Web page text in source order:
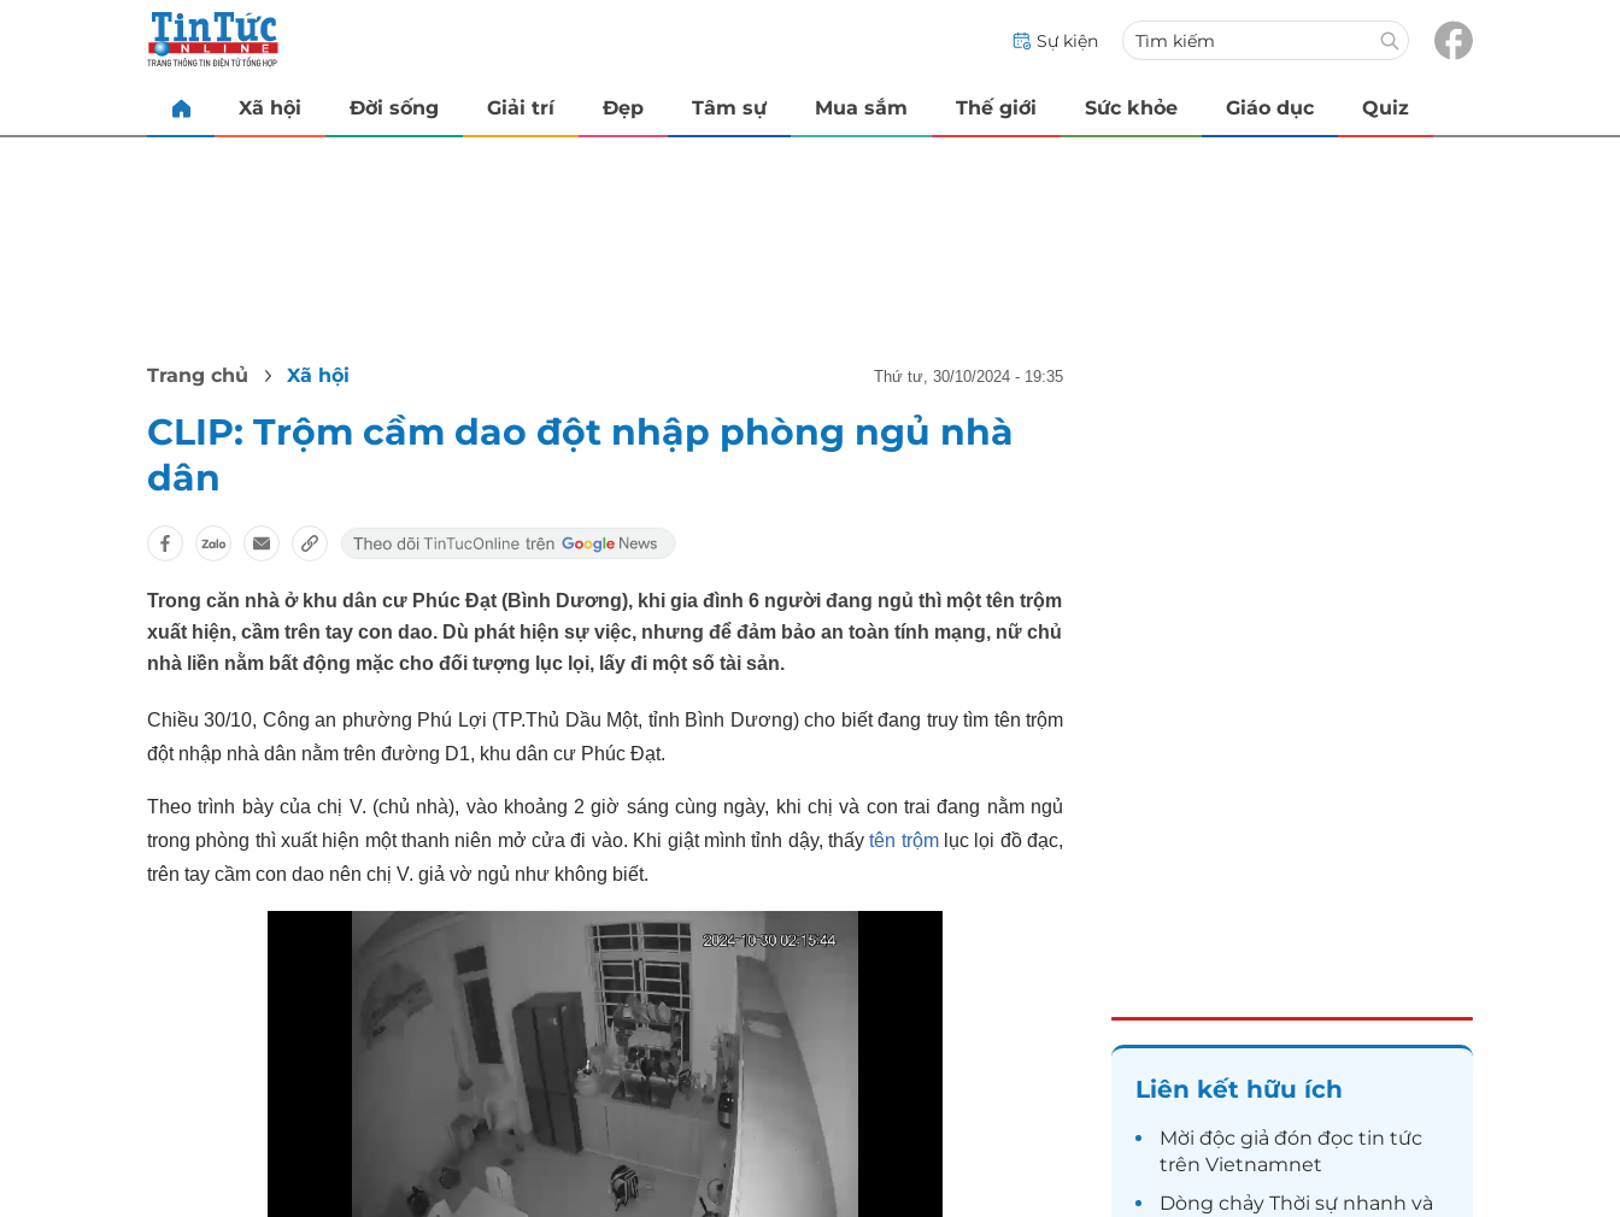
Sự kiện
Xã hội Đời sống Giải trí Đẹp Tâm sự Mua sắm Thế giới Sức khỏe Giáo dục Quiz
Trang chủ Xã hội thứ tư, 30/10/2024 - 19:35
CLIP: Trộm cầm dao đột nhập phòng ngủ nhà
dân
Trong căn nhà ở khu dân cư Phúc Đạt (Bình Dương), khi gia đình 6 người đang ngủ thì một tên trộm
xuất hiện, cầm trên tay con dao. Dù phát hiện sự việc, nhưng để đảm bảo an toàn tính mạng, nữ chủ
nhà liền nằm bất động mặc cho đối tượng lục lọi, lấy đi một số tài sản.
Chiều 30/10, Công an phường Phú Lợi (TP.Thủ Dầu Một, tỉnh Bình Dương) cho biết đang truy tìm tên trộm
đột nhập nhà dân nằm trên đường D1, khu dân cư Phúc Đạt.
Theo trình bày của chị V. (chủ nhà), vào khoảng 2 giờ sáng cùng ngày, khi chị và con trai đang nằm ngủ
trong phòng thì xuất hiện một thanh niên mở cửa đi vào. Khi giật mình tỉnh dậy, thấytên trộmlục lọi đồ đạc,
trên tay cầm con dao nên chị V. giả vờ ngủ như không biết.
Liên kết hữu ích
Mời độc giả đón đọc tin tức
trên Vietnamnet
Dòng chảy Thời sự nhanh và